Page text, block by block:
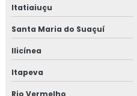
Itatiaiuçu
Santa Maria do Suaçuí
Ilicínea
Itapeva